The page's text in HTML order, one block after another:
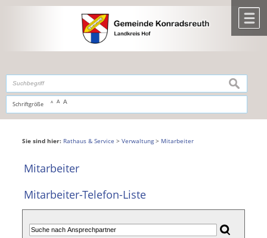
,zur Navigationoderzur Startseitespringen.
Schriftgröße A A A
suchen
Sie sind hier: Rathaus & Service > Verwaltung> Mitarbeiter
Mitarbeiter
Mitarbeiter-Telefon-Liste